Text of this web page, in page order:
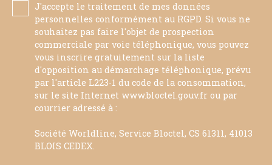
J'accepte le traitement de mes données
personnelles conformément au RGPD. Si vous ne
souhaitez pas faire l'objet de prospection
commerciale par voie téléphonique, vous pouvez
vous inscrire gratuitement sur la liste
d'opposition au démarchage téléphonique, prévu
par l'article L223-1 du code de la consommation,
sur le site Internet www.bloctel.gouv.fr ou par
courrier adressé à :
Société Worldline, Service Bloctel, CS 61311, 41013
BLOIS CEDEX.